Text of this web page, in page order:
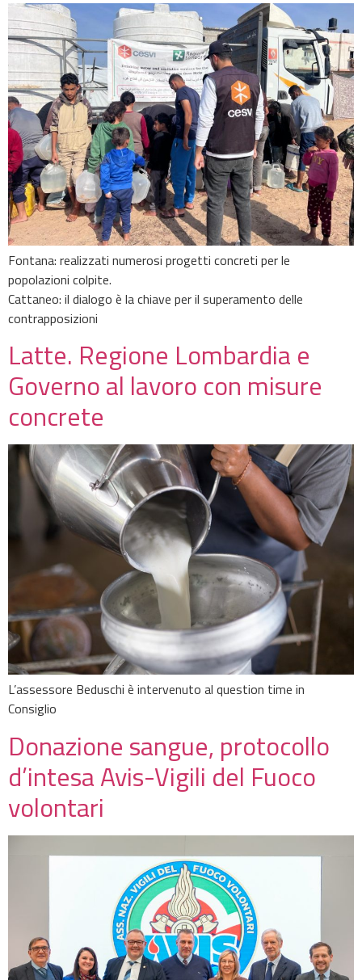
Fontana: realizzati numerosi progetti concreti per le
popolazioni colpite.
Cattaneo: il dialogo è la chiave per il superamento delle
contrapposizioni
Latte. Regione Lombardia e
Governo al lavoro con misure
concrete
L’assessore Beduschi è intervenuto al question time in
Consiglio
Donazione sangue, protocollo
d’intesa Avis-Vigili del Fuoco
volontari